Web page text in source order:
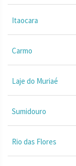
Itaocara
Carmo
Laje do Muriaé
Sumidouro
Rio das Flores